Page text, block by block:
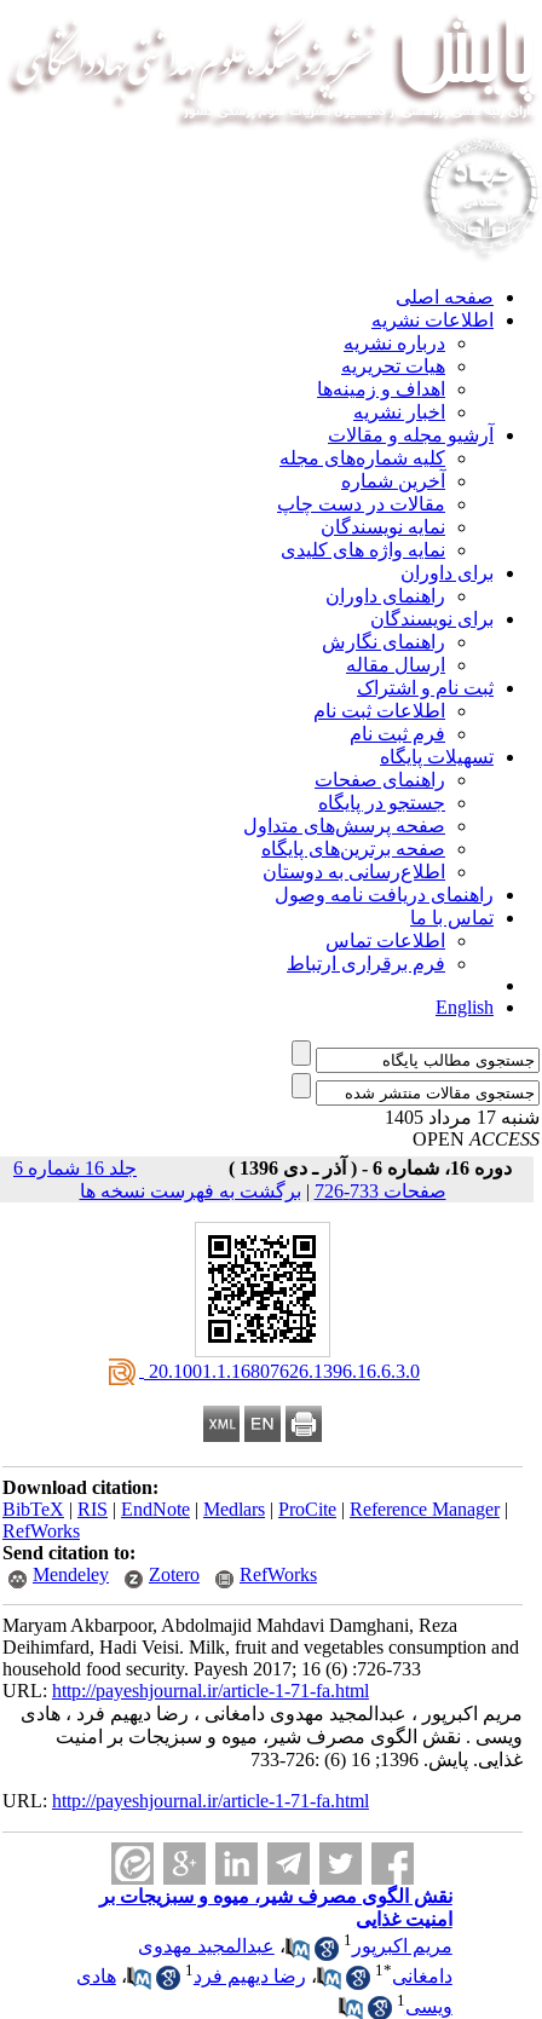
صفحه اصلی
اطلاعات نشریه
درباره نشریه
هیات تحریریه
اهداف و زمینه‌ها
اخبار نشریه
آرشیو مجله و مقالات
کلیه شماره‌های مجله
آخرین شماره
مقالات در دست چاپ
نمایه نویسندگان
نمایه واژه های کلیدی
برای داوران
راهنمای داوران
برای نویسندگان
راهنمای نگارش
ارسال مقاله
ثبت نام و اشتراک
اطلاعات ثبت نام
فرم ثبت نام
تسهیلات پایگاه
راهنمای صفحات
جستجو در پایگاه
صفحه پرسش‌های متداول
صفحه برترین‌های پایگاه
اطلاع‌رسانی به دوستان
راهنمای دریافت نامه وصول
تماس با ما
اطلاعات تماس
فرم برقراری ارتباط
English
مرداد 1405
OPEN
دوره 16، شماره 6 - ( آذر ـ دی 1396 )
جلد 16 شماره 6
صفحات 733-726
| برگشت به فهرست نسخه ها
‎ 20.1001.1.16807626.1396.16.6.3.0
Download citation:
BibTeX|RIS|EndNote|Medlars|ProCite|Reference Manager
RefWorks
Send citation to:
Mendeley
Zotero RefWorks
Maryam Akbarpoor, Abdolmajid Mahdavi Damghani, Reza
Deihimfard, Hadi Veisi. Milk, fruit and vegetables consumption and
household food security. Payesh 2017; 16 (6) :726-733
URL:http://payeshjournal.ir/article-1-71-fa.html
مریم اکبرپور ، عبدالمجید مهدوی دامغانی ، رضا دیهیم فرد ، هادی
ویسی . نقش الگوی مصرف شیر، میوه و سبزیجات بر امنیت
غذایی. پایش. 1396; 16 (6) :726-733
URL:http://payeshjournal.ir/article-1-71-fa.html
نقش الگوی مصرف شیر، میوه و سبزیجات بر
امنیت غذایی
مریم اکبرپور
،عبدالمجید مهدوی
دامغانی
1 ،رضا دیهیم فرد ،هادی
ویسی